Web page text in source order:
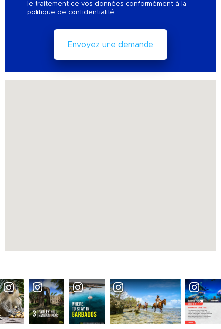
le traitement de vos données conformément à la
politique de confidentialité